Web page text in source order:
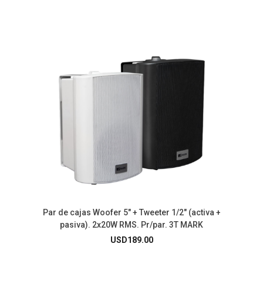
Par de cajas Woofer 5″ + Tweeter 1/2″ (activa +
pasiva). 2x20W RMS. Pr/par. 3T MARK
USD189.00